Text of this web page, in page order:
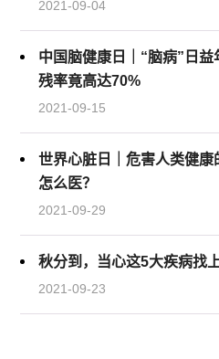
2021-09-04
中国脑健康日｜“脑病”日
残率竟高达70%
2021-09-15
世界心脏日｜危害人类健
怎么医？
2021-09-29
秋分到，当心这5大疾病找上
2021-09-23